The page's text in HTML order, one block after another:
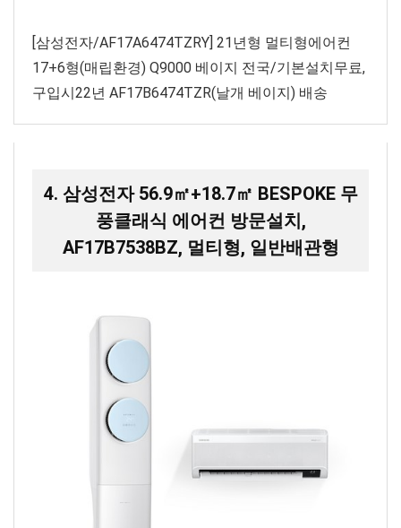
[삼성전자/AF17A6474TZRY] 21년형 멀티형에어컨
17+6형(매립환경) Q9000 베이지 전국/기본설치무료,
구입시22년 AF17B6474TZR(날개 베이지) 배송
4. 삼성전자 56.9㎡+18.7㎡ BESPOKE 무
풍클래식 에어컨 방문설치,
AF17B7538BZ, 멀티형, 일반배관형